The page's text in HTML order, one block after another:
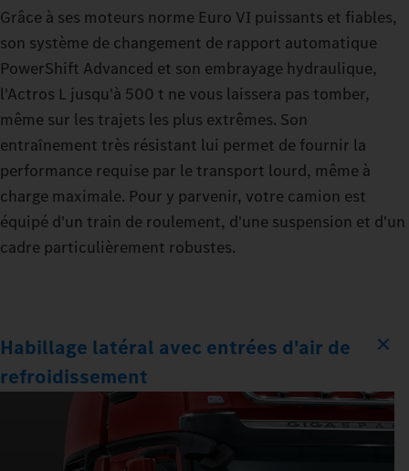
Grâce à ses moteurs norme Euro VI puissants et fiables,
son système de changement de rapport automatique
PowerShift Advanced et son embrayage hydraulique,
l'Actros L jusqu'à 500 t ne vous laissera pas tomber,
même sur les trajets les plus extrêmes. Son
entraînement très résistant lui permet de fournir la
performance requise par le transport lourd, même à
charge maximale. Pour y parvenir, votre camion est
équipé d'un train de roulement, d'une suspension et d'un
cadre particulièrement robustes.
Habillage latéral avec entrées d'air de
refroidissement